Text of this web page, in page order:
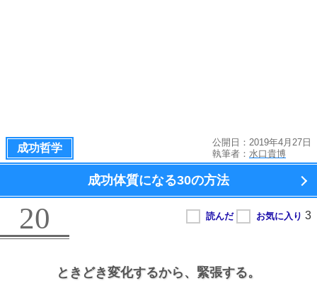
成功哲学
公開日：2019年4月27日
執筆者： 水口貴博
成功体質になる30の方法
20
ときどき変化するから、 緊張する。